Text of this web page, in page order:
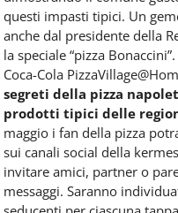
questi impasti tipici. Un
anche dal presidente della
la speciale “pizza
Coca-Cola
segreti della pizza
prodotti tipici delle
maggio i fan della pizza
sui canali social della
invitare amici, partner o
messaggi. Saranno